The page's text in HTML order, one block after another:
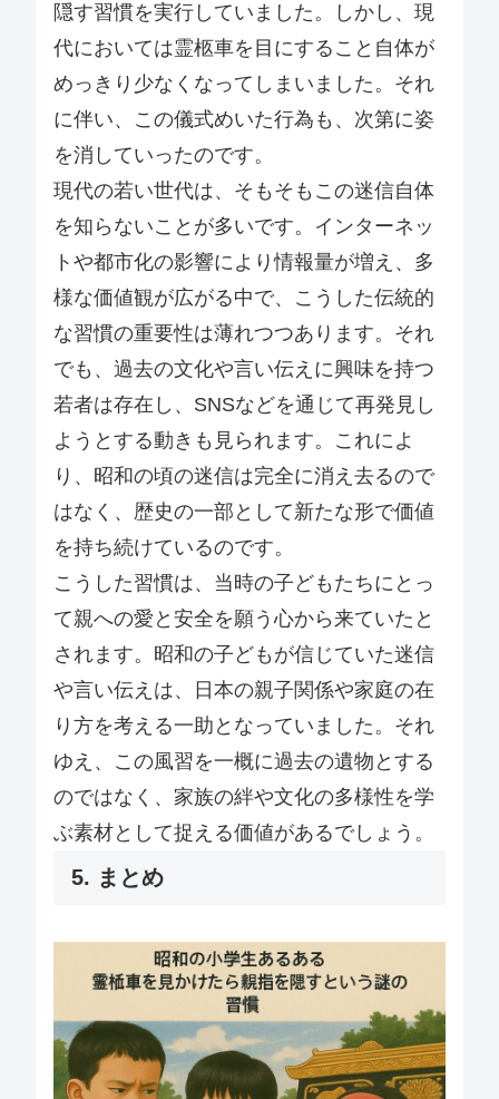
隠す習慣を実行していました。しかし、現
代においては霊柩車を目にすること自体が
めっきり少なくなってしまいました。それ
に伴い、この儀式めいた行為も、次第に姿
を消していったのです。
現代の若い世代は、そもそもこの迷信自体
を知らないことが多いです。インターネッ
トや都市化の影響により情報量が増え、多
様な価値観が広がる中で、こうした伝統的
な習慣の重要性は薄れつつあります。それ
でも、過去の文化や言い伝えに興味を持つ
若者は存在し、SNSなどを通じて再発見し
ようとする動きも見られます。これによ
り、昭和の頃の迷信は完全に消え去るので
はなく、歴史の一部として新たな形で価値
を持ち続けているのです。
こうした習慣は、当時の子どもたちにとっ
て親への愛と安全を願う心から来ていたと
されます。昭和の子どもが信じていた迷信
や言い伝えは、日本の親子関係や家庭の在
り方を考える一助となっていました。それ
ゆえ、この風習を一概に過去の遺物とする
のではなく、家族の絆や文化の多様性を学
ぶ素材として捉える価値があるでしょう。
5. まとめ